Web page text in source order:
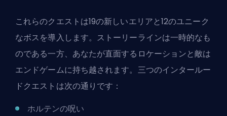
これらのクエストは19の新しいエリアと12のユニーク
なボスを導入します。ストーリーラインは一時的なも
のである一方、あなたが直面するロケーションと敵は
エンドゲームに持ち越されます。三つのインタールー
ドクエストは次の通りです：
ホルテンの呪い